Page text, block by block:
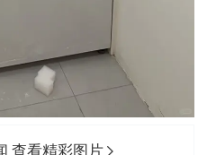
查看精彩图片